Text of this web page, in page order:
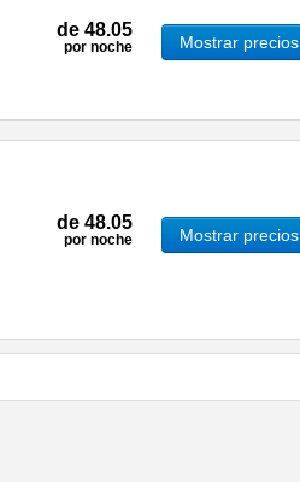
de 48.05
por noche Mostrar precios
de 48.05
por noche Mostrar precios